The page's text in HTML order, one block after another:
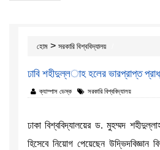
হোম > সরকারি বিশ্ববিদ্যালয়
ঢাবি শহীদুল্ল­াহ হলের ভারপ্রাপ্ত
ক্যাম্পাস ডেস্ক সরকারি বিশ্ববিদ্যালয়
ঢাকা বিশ্ববিদ্যালয়ের ড. মুহম্মদ
হিসেবে নিয়োগ পেয়েছেন উদ্ভিদবিজ্ঞান